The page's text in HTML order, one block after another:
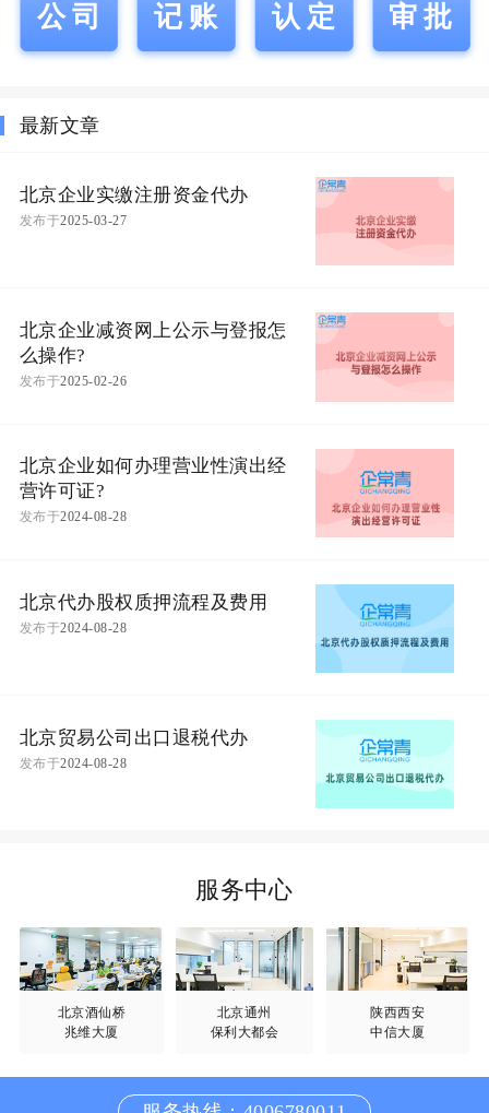
公司
记账
认定
审批
最新文章
北京企业实缴注册资金代办
发布于2025-03-27
北京企业减资网上公示与登报怎
么操作?
发布于2025-02-26
北京企业如何办理营业性演出经
营许可证?
发布于2024-08-28
北京代办股权质押流程及费用
发布于2024-08-28
北京贸易公司出口退税代办
发布于2024-08-28
服务中心
北京酒仙桥
兆维大厦
北京通州
保利大都会
陕西西安
中信大厦